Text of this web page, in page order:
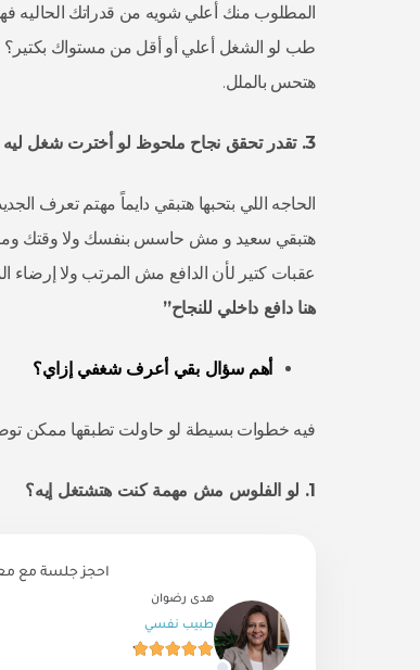
المطلوب منك أعلي شويه من قدراتك الحاليه
طب لو الشغل أعلي أو أقل من مستواك بكتير؟
هتحس بالملل.
3. تقدرتحقق نجاح ملحوظ لو أخترتشغل ليه
الحاجه اللي بتحبها هتبقي دايماً مهتم تعرف
هتبقي سعيد و مش حاسس بنفسك ولا وقتك
عقبات كتير لأن الدافع مش المرتب ولا إرضاء
هنا دافع داخلي للنجاح”
أهمسؤالبقي أعرفشغفيإزاي؟
فيه خطوات بسيطة لو حاولت تطبقها ممكن
1. لو الفلوس مش مهمةكنتهتشتغل إيه؟
احجز جلسة مع
هدى رضوان
طبيب نفسي